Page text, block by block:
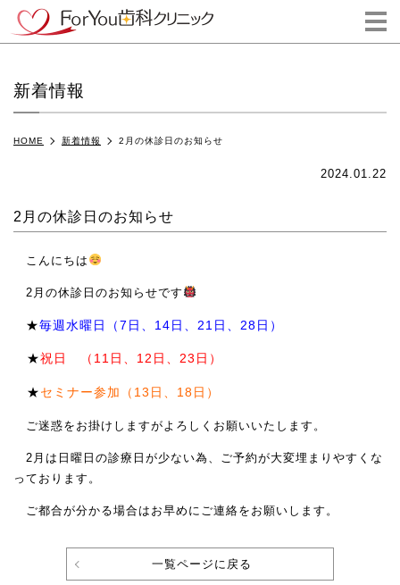
新着情報
HOME 新着情報 2月の休診日のお知らせ
2024.01.22
2月の休診日のお知らせ
こんにちは
2月の休診日のお知らせです
★毎週水曜日（7日、14日、21日、28日）
★祝日 （11日、12日、23日）
★セミナー参加（13日、18日）
ご迷惑をお掛けしますがよろしくお願いいたします。
2月は日曜日の診療日が少ない為、ご予約が大変埋まりやすくな
っております。
ご都合が分かる場合はお早めにご連絡をお願いします。
一覧ページに戻る